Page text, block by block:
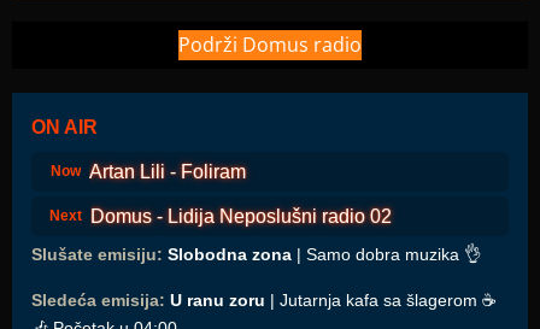
Podrži Domus radio
ON AIR
Now Artan Lili - Foliram
Next Domus - Lidija Neposlušni radio 02
Slušate emisiju: Slobodna zona | Samo dobra muzika 👌
Sledeća emisija: U ranu zoru | Jutarnja kafa sa šlagerom ☕️